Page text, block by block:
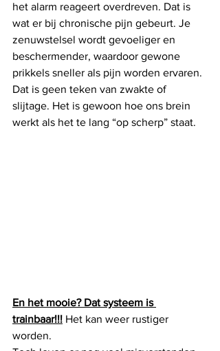
het alarm reageert overdreven. Dat is
wat er bij chronische pijn gebeurt. Je
zenuwstelsel wordt gevoeliger en
beschermender, waardoor gewone
prikkels sneller als pijn worden ervaren.
Dat is geen teken van zwakte of
slijtage. Het is gewoon hoe ons brein
werkt als het te lang “op scherp” staat.
En het mooie? Dat systeem is
trainbaar!!! Het kan weer rustiger
worden.